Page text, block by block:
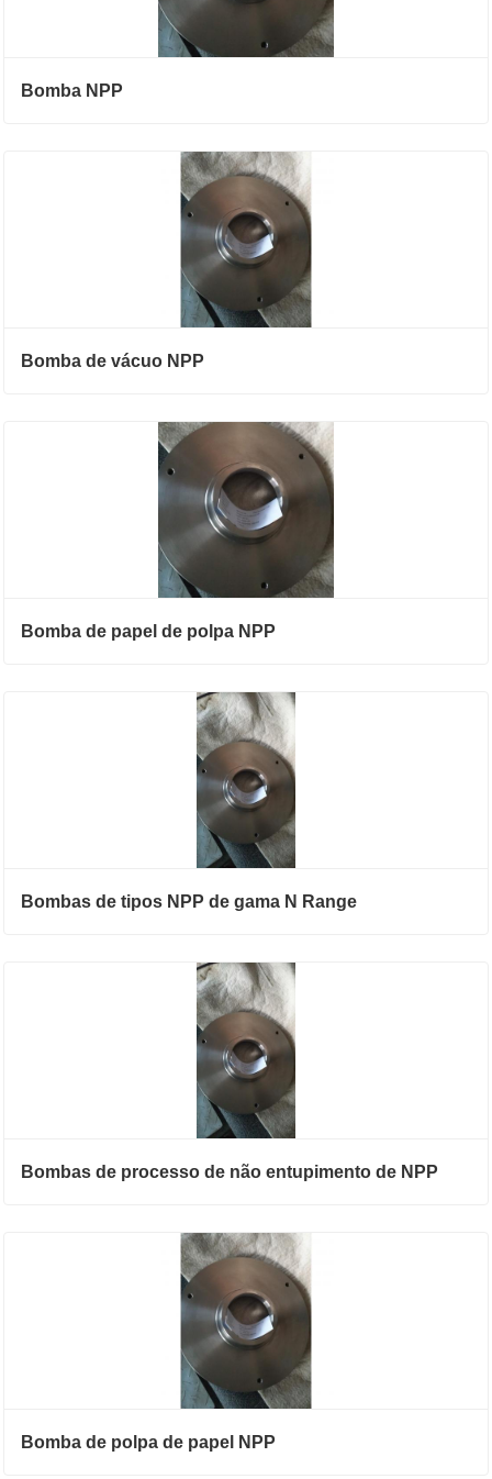
Bomba NPP
Bomba de vácuo NPP
Bomba de papel de polpa NPP
Bombas de tipos NPP de gama N Range
Bombas de processo de não entupimento de NPP
Bomba de polpa de papel NPP